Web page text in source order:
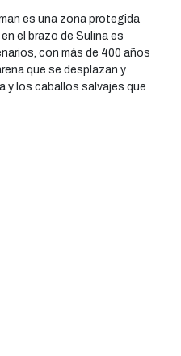
es una zona protegida
el brazo de Sulina es
con más de 400 años
que se desplazan y
y los caballos salvajes que